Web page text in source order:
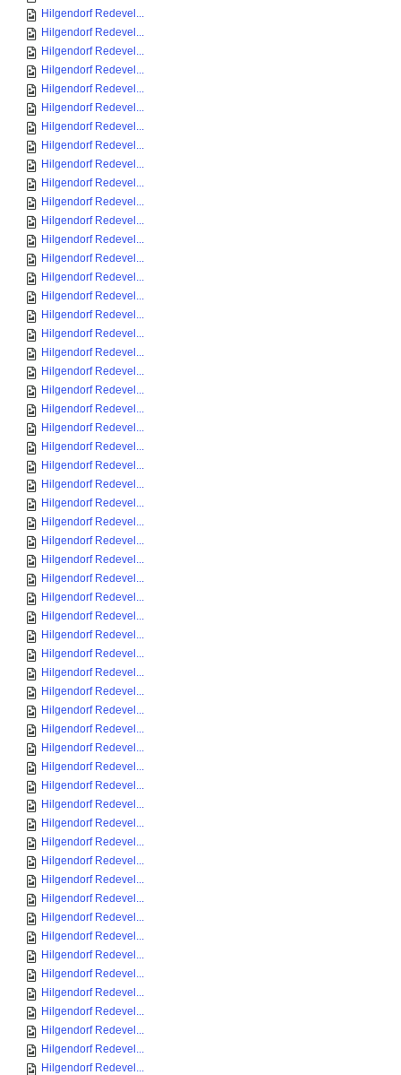
Hilgendorf Redevel...
Hilgendorf Redevel...
Hilgendorf Redevel...
Hilgendorf Redevel...
Hilgendorf Redevel...
Hilgendorf Redevel...
Hilgendorf Redevel...
Hilgendorf Redevel...
Hilgendorf Redevel...
Hilgendorf Redevel...
Hilgendorf Redevel...
Hilgendorf Redevel...
Hilgendorf Redevel...
Hilgendorf Redevel...
Hilgendorf Redevel...
Hilgendorf Redevel...
Hilgendorf Redevel...
Hilgendorf Redevel...
Hilgendorf Redevel...
Hilgendorf Redevel...
Hilgendorf Redevel...
Hilgendorf Redevel...
Hilgendorf Redevel...
Hilgendorf Redevel...
Hilgendorf Redevel...
Hilgendorf Redevel...
Hilgendorf Redevel...
Hilgendorf Redevel...
Hilgendorf Redevel...
Hilgendorf Redevel...
Hilgendorf Redevel...
Hilgendorf Redevel...
Hilgendorf Redevel...
Hilgendorf Redevel...
Hilgendorf Redevel...
Hilgendorf Redevel...
Hilgendorf Redevel...
Hilgendorf Redevel...
Hilgendorf Redevel...
Hilgendorf Redevel...
Hilgendorf Redevel...
Hilgendorf Redevel...
Hilgendorf Redevel...
Hilgendorf Redevel...
Hilgendorf Redevel...
Hilgendorf Redevel...
Hilgendorf Redevel...
Hilgendorf Redevel...
Hilgendorf Redevel...
Hilgendorf Redevel...
Hilgendorf Redevel...
Hilgendorf Redevel...
Hilgendorf Redevel...
Hilgendorf Redevel...
Hilgendorf Redevel...
Hilgendorf Redevel...
Hilgendorf Redevel...